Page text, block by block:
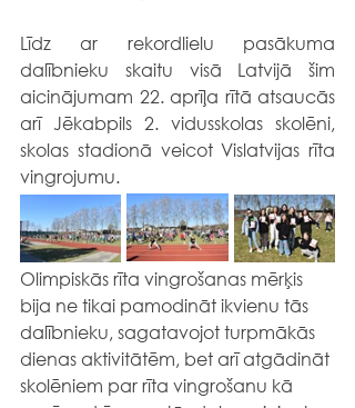
Līdz ar rekordlielu pasākuma
dalībnieku skaitu visā Latvijā šim
aicinājumam 22. aprīļa rītā atsaucās
arī Jēkabpils 2. vidusskolas skolēni,
skolas stadionā veicot Vislatvijas rīta
vingrojumu.
Olimpiskās rīta vingrošanas mērķis
bija ne tikai pamodināt ikvienu tās
dalībnieku, sagatavojot turpmākās
dienas aktivitātēm, bet arī atgādināt
skolēniem par rīta vingrošanu kā